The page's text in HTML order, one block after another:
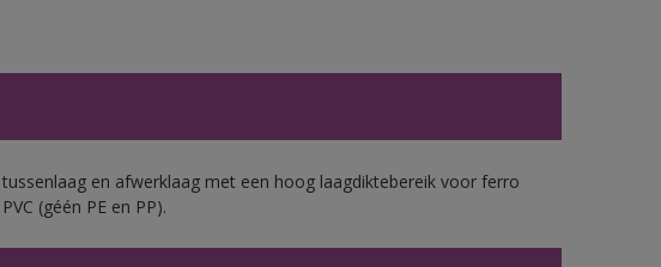
en afwerklaag met een hoog laagdiktebereik voor ferro
(géén PE en PP).